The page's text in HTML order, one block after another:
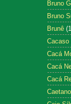
Bruno
Bruno
Brunê
Cacaso
Cacá
Cacá
Cacá